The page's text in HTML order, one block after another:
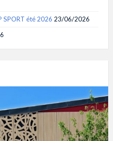
SPORT été 2026 23/06/2026